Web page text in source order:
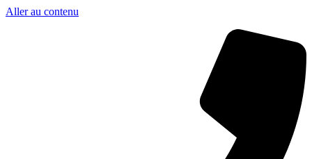
Aller au contenu